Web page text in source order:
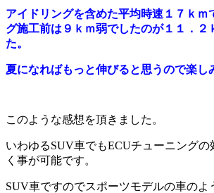
アイドリングを含めた平均時速１７ｋｍ
グ施工前は９ｋｍ弱でしたのが１１．２
た。
夏になればもっと伸びると思うので楽し
このような感想を頂きました。
いわゆるSUV車でもECUチューニング
く事が可能です。
SUV車ですのでスポーツモデルの車のよ